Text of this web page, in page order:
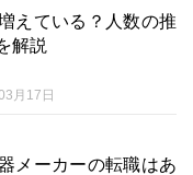
えている？人数の推
解説
月17日
メーカーの転職はあ